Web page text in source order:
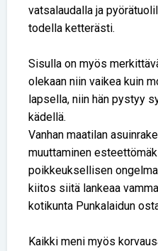
vatsalaudalla ja
todella ketterästi.
Sisulla on myös
olekaan niin vaikea kuin
lapsella, niin hän pystyy
kädellä.
Vanhan maatilan
muuttaminen
poikkeuksellisen
kiitos siitä lankeaa
kotikunta Punkalaidun
Kaikki meni myös